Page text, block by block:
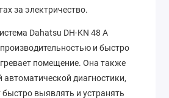
за электричество.
Dahatsu DH-KN 48 A
и быстро
помещение. Она также
диагностики,
быстро выявлять и устранять